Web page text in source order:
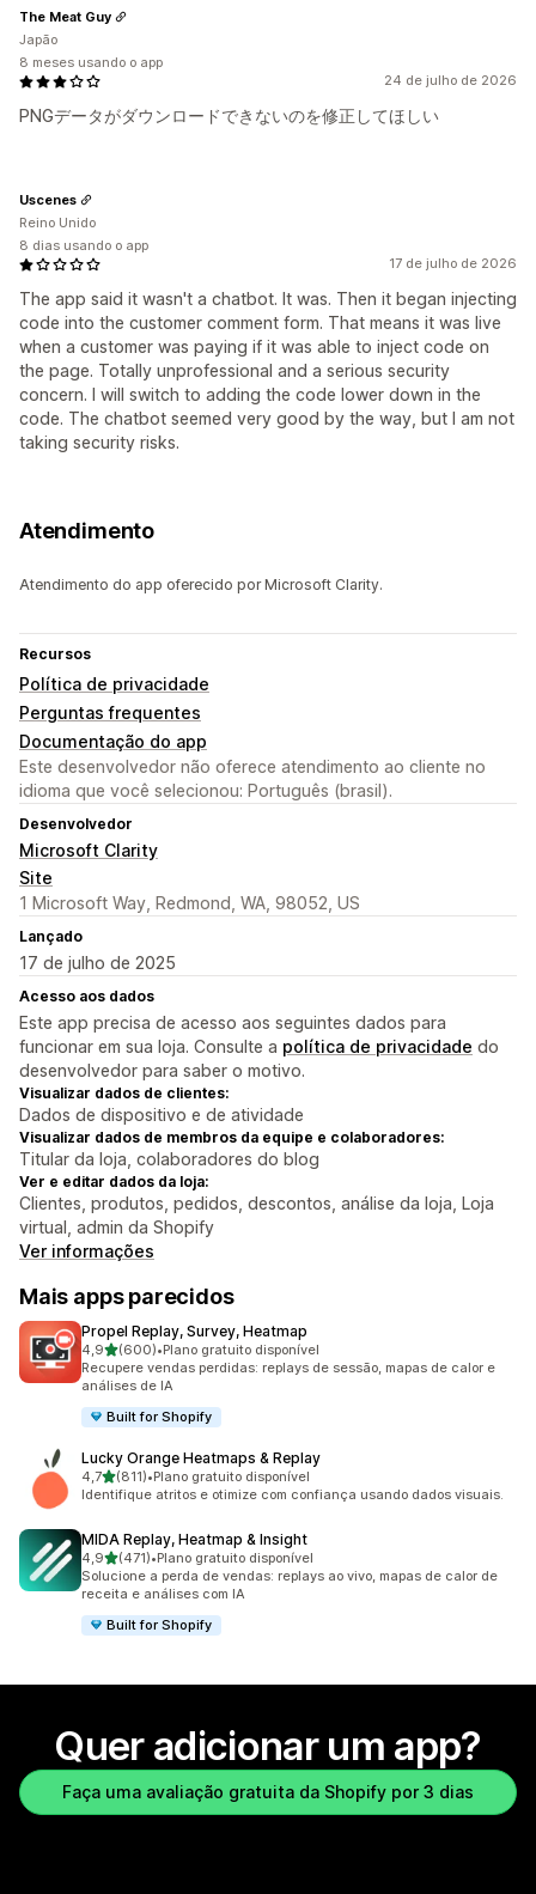
24 de julho de 2026
PNGデータがダウンロードできないのを修正してほしい
The Meat Guy
Japão
8 meses usando o app
17 de julho de 2026
The app said it wasn't a chatbot. It was. Then it began injecting
code into the customer comment form. That means it was live
when a customer was paying if it was able to inject code on
the page. Totally unprofessional and a serious security
concern. I will switch to adding the code lower down in the
code. The chatbot seemed very good by the way, but I am not
taking security risks.
Uscenes
Reino Unido
8 dias usando o app
Atendimento
Atendimento do app oferecido por Microsoft Clarity.
Recursos
Política de privacidade
Perguntas frequentes
Documentação do app
Este desenvolvedor não oferece atendimento ao cliente no
idioma que você selecionou: Português (brasil).
Desenvolvedor
Microsoft Clarity
Site
1 Microsoft Way, Redmond, WA, 98052, US
Lançado
17 de julho de 2025
Acesso aos dados
Este app precisa de acesso aos seguintes dados para
funcionar em sua loja. Consulte a política de privacidade do
desenvolvedor para saber o motivo.
Visualizar dados de clientes:
Dados de dispositivo e de atividade
Visualizar dados de membros da equipe e colaboradores:
Titular da loja, colaboradores do blog
Ver e editar dados da loja:
Clientes, produtos, pedidos, descontos, análise da loja, Loja
virtual, admin da Shopify
Ver informações
Mais apps parecidos
Propel Replay, Survey, Heatmap
4,9de 5 estrelas
(600)
600 avaliações ao todo
•Plano gratuito disponível
Recupere vendas perdidas: replays de sessão, mapas de calor e
análises de IA
Built for Shopify
Lucky Orange Heatmaps & Replay
4,7de 5 estrelas
(811)
811 avaliações ao todo
•Plano gratuito disponível
Identifique atritos e otimize com confiança usando dados visuais.
MIDA Replay, Heatmap & Insight
4,9de 5 estrelas
(471)
471 avaliações ao todo
•Plano gratuito disponível
Solucione a perda de vendas: replays ao vivo, mapas de calor de
receita e análises com IA
Built for Shopify
Quer adicionar um app?
Faça uma avaliação gratuita da Shopify por 3 dias